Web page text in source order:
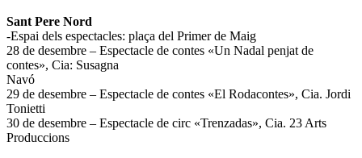
Sant Pere Nord
-Espai dels espectacles: plaça del Primer de Maig
28 de desembre – Espectacle de contes «Un Nadal penjat de
contes», Cia: Susagna
Navó
29 de desembre – Espectacle de contes «El Rodacontes», Cia. Jordi
Tonietti
30 de desembre – Espectacle de circ «Trenzadas», Cia. 23 Arts
Produccions